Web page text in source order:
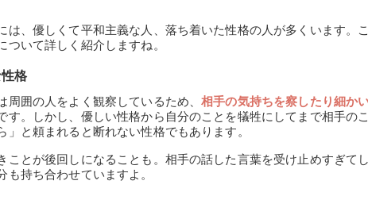
は、優しくて平和主義な人、落ち着いた性格の人が多くいます。こ
ついて詳しく紹介しますね。
格
周囲の人をよく観察しているため、相手の気持ちを察したり細か
す。しかし、優しい性格から自分のことを犠牲にしてまで相手の
」と頼まれると断れない性格でもあります。
ことが後回しになることも。相手の話した言葉を受け止めすぎて
も持ち合わせていますよ。